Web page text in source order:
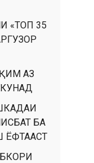
«ТОП 35
АЗ
БА
ЁФТААСТ